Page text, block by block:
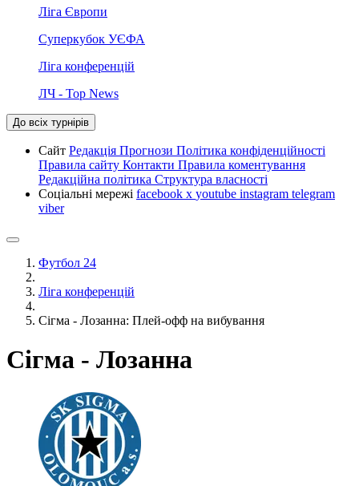
Ліга Європи
Суперкубок УЄФА
Ліга конференцій
ЛЧ - Top News
До всіх турнірів
Сайт Редакція Прогнози Політика конфіденційності
Правила сайту Контакти Правила коментування
Редакційна політика Структура власності
Соціальні мережі facebook x youtube instagram telegram
viber
Футбол 24
Ліга конференцій
Сігма - Лозанна: Плей-офф на вибування
Сігма - Лозанна